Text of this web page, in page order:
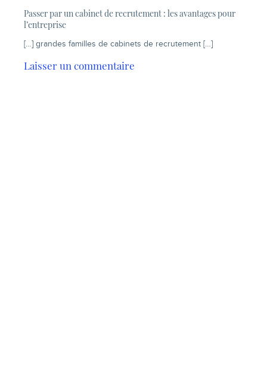
Passer par un cabinet de recrutement : les avantages pour
l’entreprise
[…] grandes familles de cabinets de recrutement […]
Laisser un commentaire